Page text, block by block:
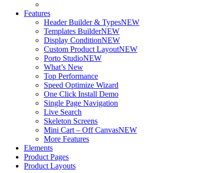
Features
Header Builder & TypesNEW
Templates BuilderNEW
Display ConditionNEW
Custom Product LayoutNEW
Porto StudioNEW
What’s New
Top Performance
Speed Optimize Wizard
One Click Install Demo
Single Page Navigation
Live Search
Skeleton Screens
Mini Cart – Off CanvasNEW
More Features
Elements
Product Pages
Product Layouts